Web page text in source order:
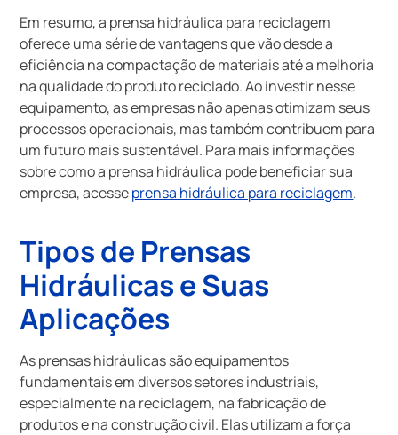
Em resumo, a prensa hidráulica para reciclagem
oferece uma série de vantagens que vão desde a
eficiência na compactação de materiais até a melhoria
na qualidade do produto reciclado. Ao investir nesse
equipamento, as empresas não apenas otimizam seus
processos operacionais, mas também contribuem para
um futuro mais sustentável. Para mais informações
sobre como a prensa hidráulica pode beneficiar sua
empresa, acesseprensa hidráulica para reciclagem.
Tipos de Prensas
Hidráulicas e Suas
Aplicações
As prensas hidráulicas são equipamentos
fundamentais em diversos setores industriais,
especialmente na reciclagem, na fabricação de
produtos e na construção civil. Elas utilizam a força